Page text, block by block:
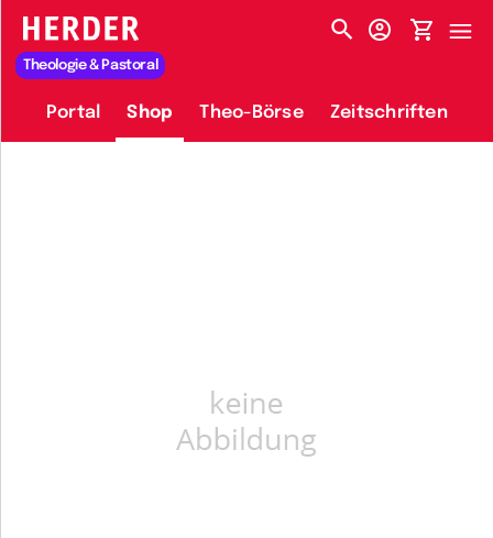
HERDER-MENÜ
Theologie & Pastoral
Portal Shop Theo-Börse Zeitschriften